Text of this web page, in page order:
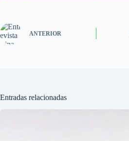
ANTERIOR
Entradas relacionadas